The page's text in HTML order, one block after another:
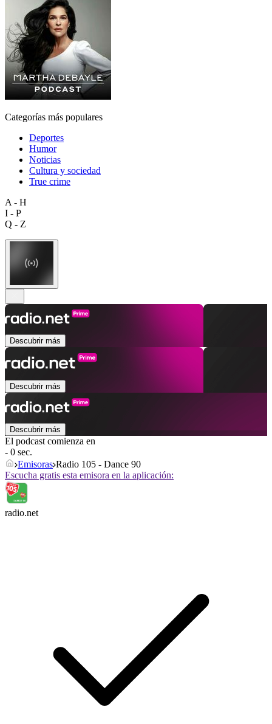
Categorías más populares
Deportes
Humor
Noticias
Cultura y sociedad
True crime
A - H
I - P
Q - Z
Descubrir más
Descubrir más
Descubrir más
El podcast comienza en
- 0 sec.
Emisoras Radio 105 - Dance 90
Escucha gratis esta emisora en la aplicación:
radio.net